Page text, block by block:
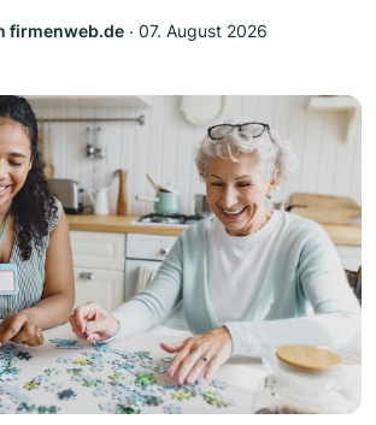
firmenweb.de ‧ 07. August 2026